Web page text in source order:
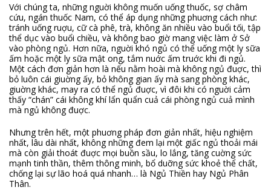
Với chúng ta, những nguời không muốn uống thuốc, sợ châm
cứu, ngán thuốc Nam, có thể áp dụng những phuơng cách như:
tránh uống ruợu, cữ cà phê, trà, không ăn nhiều vào buổi tối, tập
thể dục vào buổi chiều, và không bao giờ mang việc làm ở Sở
vào phòng ngủ. Hơn nữa, nguời khó ngủ có thể uống một ly sữa
ấm hoặc một ly sữa mật ong, tắm nuớc ấm truớc khi đi ngủ.
Một cách đơn giản hơn là nếu nằm hoài mà không ngủ đuợc, thì
bỏ luôn cái giuờng ấy, bỏ không gian ấy mà sang phòng khác,
giuờng khác, may ra có thể ngủ đuợc, vì đôi khi có nguời cảm
thấy “chán” cái không khí lẩn quẩn cuả cái phòng ngủ cuả mình
mà ngủ không đuợc.
Nhưng trên hết, một phuơng pháp đơn giản nhất, hiệu nghiệm
nhất, lâu dài nhất, không những đem lại một giấc ngủ thoải mái
mà còn giải thoát đuợc mọi buồn sầu, lo lắng, tăng cuờng sức
mạnh tinh thần, thêm thông minh, bổ duỡng sức khoẻ thể chất,
chống lại sự lão hoá quá nhanh… là Ngủ Thiền hay Ngủ Phân
Thân.